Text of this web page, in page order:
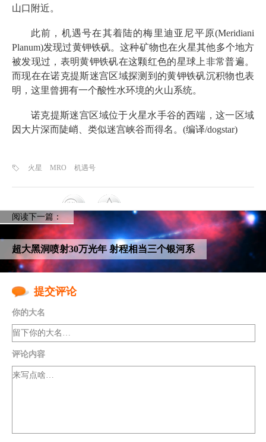
山口附近。
此前，机遇号在其着陆的梅里迪亚尼平原(Meridiani
Planum)发现过黄钾铁矾。这种矿物也在火星其他多个地方
被发现过，表明黄钾铁矾在这颗红色的星球上非常普遍。
而现在在诺克提斯迷宫区域探测到的黄钾铁矾沉积物也表
明，这里曾拥有一个酸性水环境的火山系统。
诺克提斯迷宫区域位于火星水手谷的西端，这一区域
因大片深而陡峭、类似迷宫峡谷而得名。(编译/dogstar)
火星 MRO 机遇号
阅读下一篇：
超大黑洞喷射30万光年 射程相当三个银河系
提交评论
你的大名
评论内容